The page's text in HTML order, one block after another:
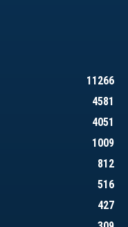
11266
4581
4051
1009
812
516
427